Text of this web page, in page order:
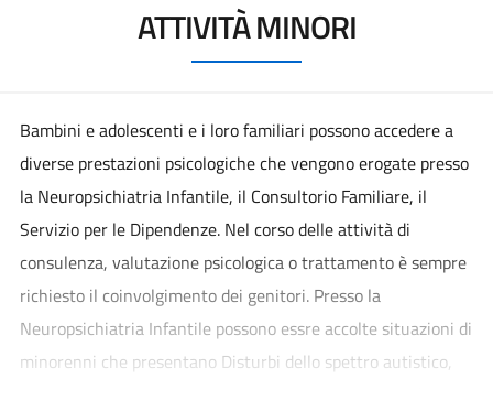
ATTIVITÀ MINORI
Bambini e adolescenti e i loro familiari possono accedere a
diverse prestazioni psicologiche che vengono erogate presso
la Neuropsichiatria Infantile, il Consultorio Familiare, il
Servizio per le Dipendenze. Nel corso delle attività di
consulenza, valutazione psicologica o trattamento è sempre
richiesto il coinvolgimento dei genitori. Presso la
Neuropsichiatria Infantile possono essre accolte situazioni di
minorenni che presentano Disturbi dello spettro autistico,